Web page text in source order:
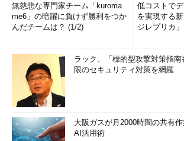
無慈悲な専門家チーム「kuroma
me6」の暗躍に負けず勝利をつか
んだチームは？ (1/2)
低コストで
を実現する
ジレプリカ
ラック、「標的型攻撃対策指
限のセキュリティ対策を網羅
大阪ガスが月2000時間の共有
AI活用術